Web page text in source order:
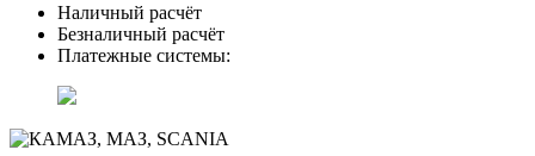
Наличный расчёт
Безналичный расчёт
Платежные системы: